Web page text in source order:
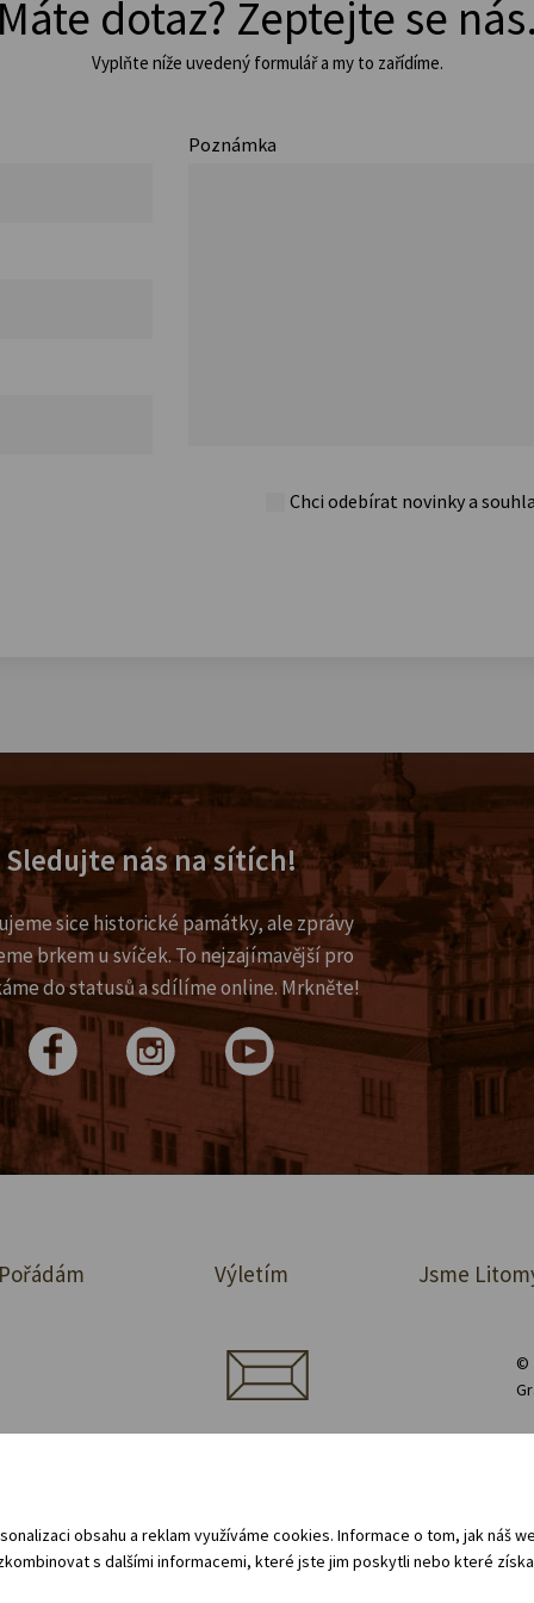
Máte dotaz? Zeptejte se
Vyplňte níže uvedený formulář a my to zařídíme.
Poznámka
Chci odebírat novinky a
Sledujte nás na sítích!
sice historické památky, ale zprávy
brkem u svíček. To nejzajímavější pro
do statusů a sdílíme online. Mrkněte!
Pořádám Výletím Jsme
©
obsahu a reklam využíváme cookies. Informace o tom, jak náš
s dalšími informacemi, které jste jim poskytli nebo které